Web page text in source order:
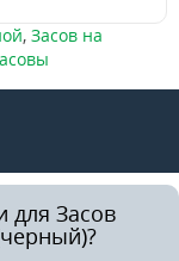
, Засов на
для Засов